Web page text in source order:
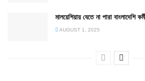
মালয়েশিয়ায় যেতে না পারা বাংলাদেশি
AUGUST 1, 2025